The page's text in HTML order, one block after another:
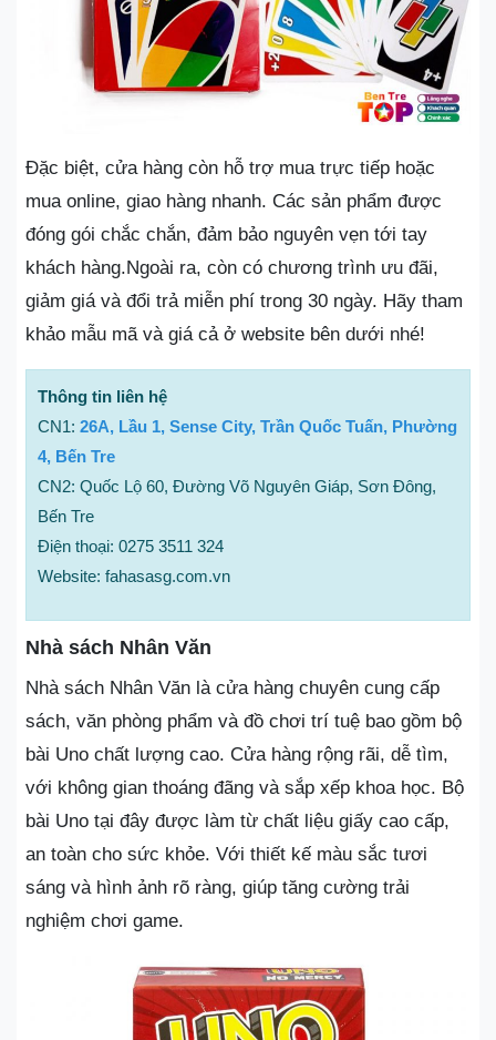
Đặc biệt, cửa hàng còn hỗ trợ mua trực tiếp hoặc
mua online, giao hàng nhanh. Các sản phẩm được
đóng gói chắc chắn, đảm bảo nguyên vẹn tới tay
khách hàng.Ngoài ra, còn có chương trình ưu đãi,
giảm giá và đổi trả miễn phí trong 30 ngày. Hãy tham
khảo mẫu mã và giá cả ở website bên dưới nhé!
Thông tin liên hệ
CN1: 26A, Lầu 1, Sense City, Trần Quốc Tuấn, Phường
4, Bến Tre
CN2: Quốc Lộ 60, Đường Võ Nguyên Giáp, Sơn Đông,
Bến Tre
Điện thoại: 0275 3511 324
Website: fahasasg.com.vn
Nhà sách Nhân Văn
Nhà sách Nhân Văn là cửa hàng chuyên cung cấp
sách, văn phòng phẩm và đồ chơi trí tuệ bao gồm bộ
bài Uno chất lượng cao. Cửa hàng rộng rãi, dễ tìm,
với không gian thoáng đãng và sắp xếp khoa học. Bộ
bài Uno tại đây được làm từ chất liệu giấy cao cấp,
an toàn cho sức khỏe. Với thiết kế màu sắc tươi
sáng và hình ảnh rõ ràng, giúp tăng cường trải
nghiệm chơi game.